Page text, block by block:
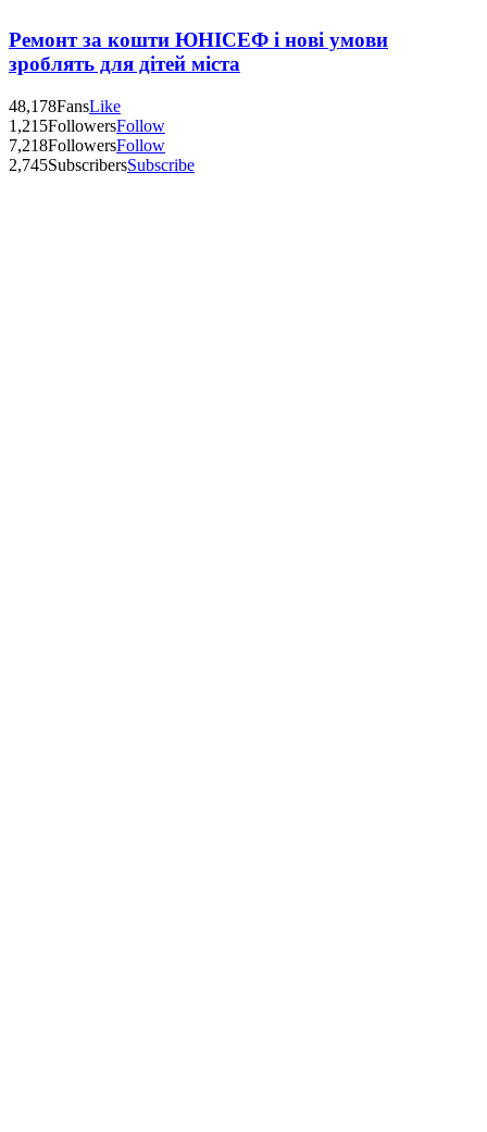
Ремонт за кошти ЮНІСЕФ і нові умови
зроблять для дітей міста
48,178FansLike
1,215FollowersFollow
7,218FollowersFollow
2,745SubscribersSubscribe